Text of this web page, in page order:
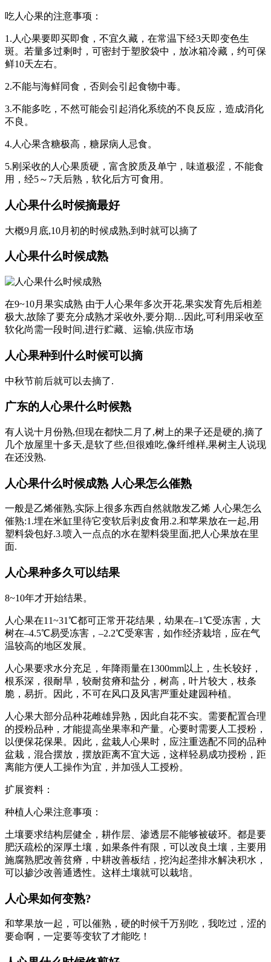
吃人心果的注意事项：
1.人心果要即买即食，不宜久藏，在常温下经3天即变色生
斑。若量多过剩时，可密封于塑胶袋中，放冰箱冷藏，约可保
鲜10天左右。
2.不能与海鲜同食，否则会引起食物中毒。
3.不能多吃，不然可能会引起消化系统的不良反应，造成消化
不良。
4.人心果含糖极高，糖尿病人忌食。
5.刚采收的人心果质硬，富含胶质及单宁，味道极涩，不能食
用，经5～7天后熟，软化后方可食用。
人心果什么时候摘最好
大概9月底,10月初的时候成熟,到时就可以摘了
人心果什么时候成熟
在9~10月果实成熟 由于人心果年多次开花,果实发育先后相差
极大,故除了要充分成熟才采收外,要分期…因此,可利用采收至
软化尚需一段时间,进行贮藏、运输,供应市场
人心果种到什么时候可以摘
中秋节前后就可以去摘了.
广东的人心果什么时候熟
有人说十月份熟,但现在都快二月了,树上的果子还是硬的,摘了
几个放屋里十多天,是软了些,但很难吃,像纤维样,果树主人说现
在还没熟.
人心果什么时候成熟 人心果怎么催熟
一般是乙烯催熟,实际上很多东西自然就散发乙烯 人心果怎么
催熟:1.埋在米缸里待它变软后剥皮食用.2.和苹果放在一起,用
塑料袋包好.3.喷入一点点的水在塑料袋里面,把人心果放在里
面.
人心果种多久可以结果
8~10年才开始结果。
人心果在11~31℃都可正常开花结果，幼果在–1℃受冻害，大
树在–4.5℃易受冻害，–2.2℃受寒害，如作经济栽培，应在气
温较高的地区发展。
人心果要求水分充足，年降雨量在1300mm以上，生长较好，
根系深，很耐旱，较耐贫瘠和盐分，树高，叶片较大，枝条
脆，易折。因此，不可在风口及风害严重处建园种植。
人心果大部分品种花雌雄异熟，因此自花不实。需要配置合理
的授粉品种，才能提高坐果率和产量。心要时需要人工授粉，
以便保花保果。因此，盆栽人心果时，应注重选配不同的品种
盆栽，混合摆放，摆放距离不宜大远，这样轻易成功授粉，距
离能方便人工操作为宜，并加强人工授粉。
扩展资料：
种植人心果注意事项：
土壤要求结构层健全，耕作层、渗透层不能够被破环。都是要
肥沃疏松的深厚土壤，如果条件有限，可以改良土壤，主要用
施腐熟肥改善贫瘠，中耕改善板结，挖沟起垄排水解决积水，
可以掺沙改善通透性。这样土壤就可以栽培。
人心果如何变熟?
和苹果放一起，可以催熟，硬的时候千万别吃，我吃过，涩的
要命啊，一定要等变软了才能吃！